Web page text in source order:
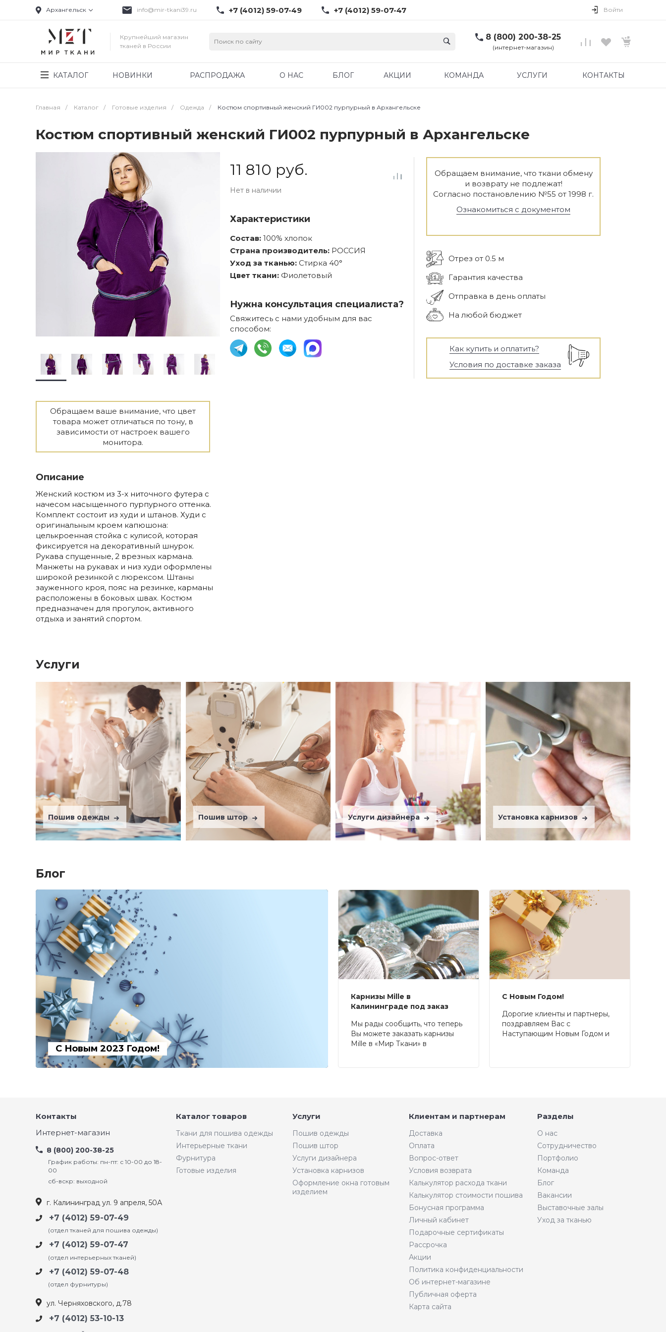
Архангельск info@mir-tkani39.ru +7 (4012) 59-07-49 +7 (4012) 59-07-47 Войти
Крупнейший магазин
тканей в России
8 (800) 200-38-25
(интернет-магазин)
КАТАЛОГ НОВИНКИ РАСПРОДАЖА О НАС БЛОГ АКЦИИ КОМАНДА УСЛУГИ КОНТАКТЫ
Главная / Каталог / Готовые изделия / Одежда / Костюм спортивный женский ГИ002 пурпурный в Архангельске
Костюм спортивный женский ГИ002 пурпурный в Архангельске
Обращаем ваше внимание, что цвет
товара может отличаться по тону, в
зависимости от настроек вашего
монитора.
Описание
Женский костюм из 3-х ниточного футера с
начесом насыщенного пурпурного оттенка.
Комплект состоит из худи и штанов. Худи с
оригинальным кроем капюшона:
целькроенная стойка с кулисой, которая
фиксируется на декоративный шнурок.
Рукава спущенные, 2 врезных кармана.
Манжеты на рукавах и низ худи оформлены
широкой резинкой с люрексом. Штаны
зауженного кроя, пояс на резинке, карманы
расположены в боковых швах. Костюм
предназначен для прогулок, активного
отдыха и занятий спортом.
11 810 руб.
Нет в наличии
Характеристики
Состав: 100% хлопок
Страна производитель: РОССИЯ
Уход за тканью: Стирка 40°
Цвет ткани: Фиолетовый
Нужна консультация специалиста?
Свяжитесь с нами удобным для вас
способом:
Обращаем внимание, что ткани обмену
и возврату не подлежат!
Согласно постановлению №55 от 1998 г.
Ознакомиться с документом
Отрез от 0.5 м
Гарантия качества
Отправка в день оплаты
На любой бюджет
Как купить и оплатить?
Условия по доставке заказа
Услуги
Пошив одежды Пошив штор Услуги дизайнера Установка карнизов
Блог
С Новым 2023 Годом!
Карнизы Mille в
Калининграде под заказ
Мы рады сообщить, что теперь
Вы можете заказать карнизы
Mille в «Мир Ткани» в
С Новым Годом!
Дорогие клиенты и партнеры,
поздравляем Вас с
Наступающим Новым Годом и
Контакты
Интернет-магазин
8 (800) 200-38-25
График работы: пн-пт: с 10-00 до 18-
00
сб-вскр: выходной
г. Калининград ул. 9 апреля, 50А
+7 (4012) 59-07-49
(отдел тканей для пошива одежды)
+7 (4012) 59-07-47
(отдел интерьерных тканей)
+7 (4012) 59-07-48
(отдел фурнитуры)
ул. Черняховского, д.78
+7 (4012) 53-10-13
Каталог товаров
Ткани для пошива одежды
Интерьерные ткани
Фурнитура
Готовые изделия
Услуги
Пошив одежды
Пошив штор
Услуги дизайнера
Установка карнизов
Оформление окна готовым
изделием
Клиентам и партнерам
Доставка
Оплата
Вопрос-ответ
Условия возврата
Калькулятор расхода ткани
Калькулятор стоимости пошива
Бонусная программа
Личный кабинет
Подарочные сертификаты
Рассрочка
Акции
Политика конфиденциальности
Об интернет-магазине
Публичная оферта
Карта сайта
Разделы
О нас
Сотрудничество
Портфолио
Команда
Блог
Вакансии
Выставочные залы
Уход за тканью